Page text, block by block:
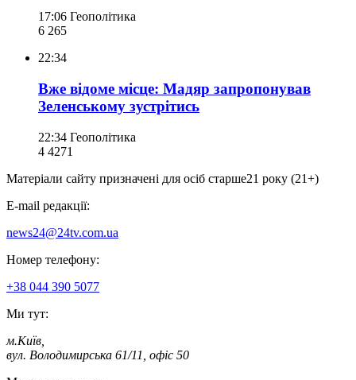
17:06 Геополітика
6 265
22:34
Вже відоме місце: Мадяр запропонував
Зеленському зустрітись
22:34 Геополітика
4 4271
Матеріали сайту призначені для осіб старше21 року (21+)
E-mail редакції:
news24@24tv.com.ua
Номер телефону:
+38 044 390 5077
Ми тут:
м.Київ
вул. Володимирська 61/11, офіс 50